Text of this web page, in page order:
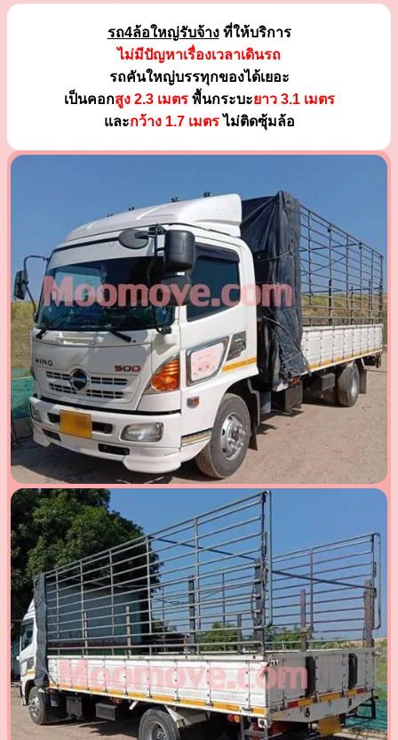
รถ4ล้อใหญ่รับจ้างที่ให้บริการ
ไม่มีปัญหาเรื่องเวลาเดินรถ
รถคันใหญ่บรรทุกของได้เยอะ
เป็นคอกสูง 2.3 เมตรพื้นกระบะยาว 3.1 เมตร
และกว้าง 1.7 เมตรไม่ติดซุ้มล้อ